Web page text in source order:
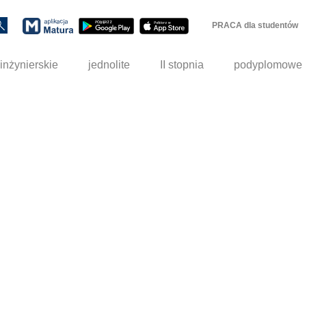
PRACA dla studentów
inżynierskie jednolite II stopnia podyplomowe